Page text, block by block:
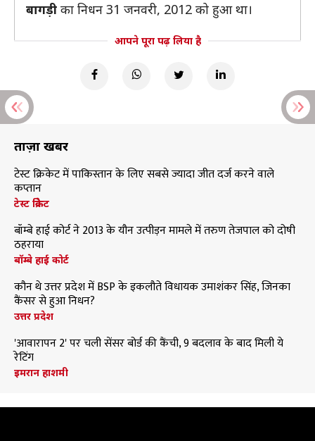
बागड़ी का निधन 31 जनवरी, 2012 को हुआ था।
आपने पूरा पढ़ लिया है
ताज़ा खबरें
टेस्ट क्रिकेट में पाकिस्तान के लिए सबसे ज्यादा जीत दर्ज करने वाले
कप्तान
टेस्ट क्रिकेट
बॉम्बे हाई कोर्ट ने 2013 के यौन उत्पीड़न मामले में तरुण तेजपाल को दोषी
ठहराया
बॉम्बे हाई कोर्ट
कौन थे उत्तर प्रदेश में BSP के इकलौते विधायक उमाशंकर सिंह, जिनका
कैंसर से हुआ निधन?
उत्तर प्रदेश
'आवारापन 2' पर चली सेंसर बोर्ड की कैंची, 9 बदलाव के बाद मिली ये
रेटिंग
इमरान हाशमी